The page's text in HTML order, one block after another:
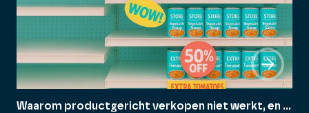
Waarom productgericht verkopen niet werkt, en hoe je dit oplost